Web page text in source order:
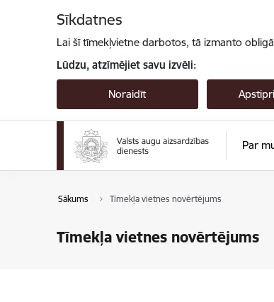
Sīkdatnes
Lai šī tīmekļvietne darbotos, tā izmanto
Lūdzu, atzīmējiet savu izvēli:
Noraidīt
Par
Sākums Tīmekļa vietnes novērtējums
Tīmekļa vietnes novērtējums